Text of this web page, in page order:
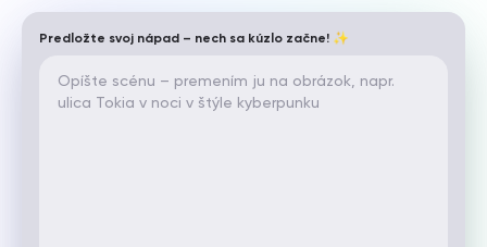
Predložte svoj nápad – nech sa kúzlo začne! ✨